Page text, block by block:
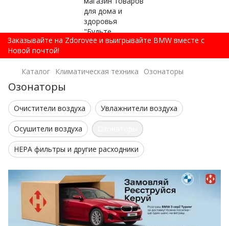
Заказывайте на Zdorovee и выигрывайте BMW вместе с
Новой почтой!
Каталог Климатическая техника Озонаторы
Озонаторы
Очистители воздуха Увлажнители воздуха
Осушители воздуха
HEPA фильтры и другие расходники